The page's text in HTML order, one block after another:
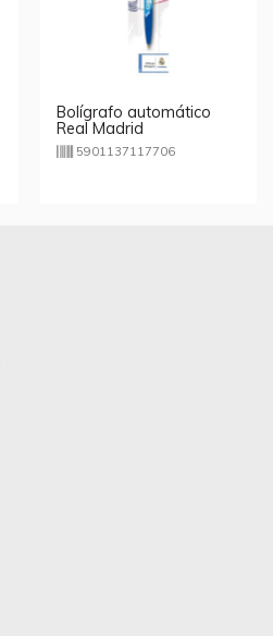
Bolígrafo automático
Real Madrid
5901137117706